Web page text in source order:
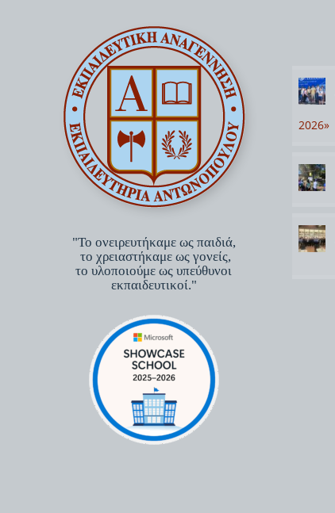
"Το ονειρευτήκαμε ως παιδιά,
το χρειαστήκαμε ως γονείς,
το υλοποιούμε ως υπεύθυνοι
εκπαιδευτικοί."
2026»